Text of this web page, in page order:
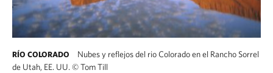
RÍO COLORADO
Nubes y reflejos del rio Colorado en el Rancho Sorrel
de Utah, EE. UU. ©Tom Till